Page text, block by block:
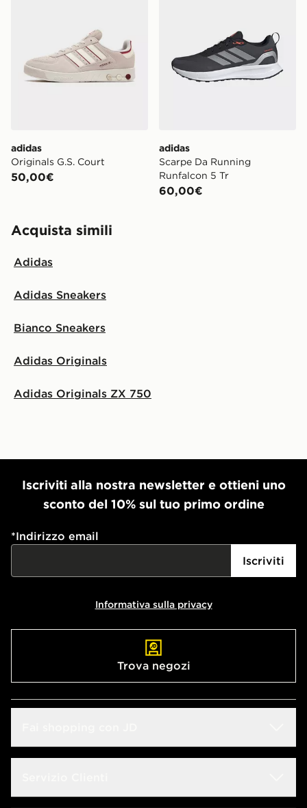
adidas
Originals G.S. Court
50,00€
adidas
Scarpe Da Running
Runfalcon 5 Tr
60,00€
Acquista simili
Adidas
Adidas Sneakers
Bianco Sneakers
Adidas Originals
Adidas Originals ZX 750
Iscriviti alla nostra newsletter e ottieni uno
sconto del 10% sul tuo primo ordine
*Indirizzo email
Iscriviti
Informativa sulla privacy
Trova negozi